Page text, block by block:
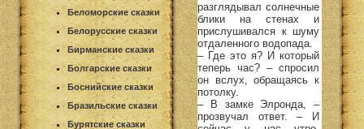
Беломорские сказки
Белорусские сказки
Бирманские сказки
Болгарские сказки
Боснийские сказки
Бразильские сказки
Бурятские сказки
разглядывал солнечные
блики на стенах и
прислушивался к шуму
отдаленного водопада.
– Где это я? И который
теперь час? – спросил
он вслух, обращаясь к
потолку.
– В замке Элронда, –
прозвучал ответ. – И